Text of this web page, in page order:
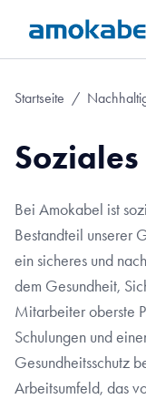
Startseite /
Soziales
Bei Amokabel ist
Bestandteil unserer
ein sicheres und
dem Gesundheit,
Mitarbeiter oberste
Schulungen und
Gesundheitsschutz
Arbeitsumfeld, das